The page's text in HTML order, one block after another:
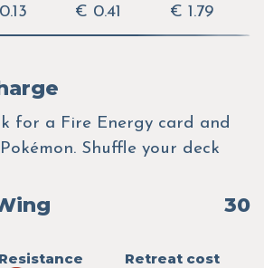
€ 0.41
€ 1.79
for a Fire Energy card and
Shuffle your deck
30
Resistance
Retreat cost